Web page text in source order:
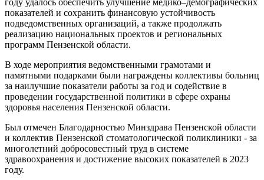
году удалось обеспечить улучшение медико–демографических
показателей и сохранить финансовую устойчивость
подведомственных организаций, а также продолжать
реализацию национальных проектов и региональных
программ Пензенской области.
В ходе мероприятия ведомственными грамотами и
памятными подарками были награждены коллективы больниц
за наилучшие показатели работы за год и содействие в
проведении государственной политики в сфере охраны
здоровья населения Пензенской области.
Был отмечен Благодарностью Минздрава Пензенской области
и коллектив Пензенской стоматологической поликлиники - за
многолетний добросовестный труд в системе
здравоохранения и достижение высоких показателей в 2023
году.